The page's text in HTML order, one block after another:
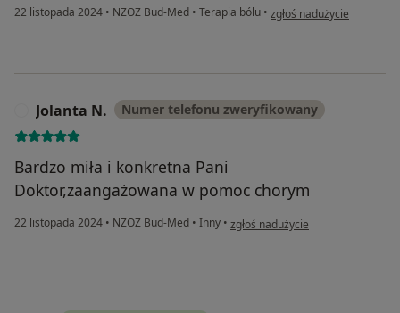
22 listopada 2024 • NZOZ Bud-Med • Terapia bólu • w opinii użytkownika
zgłoś nadużycie
Jolanta N. Numer telefonu zweryfikowany
Bardzo miła i konkretna Pani
Doktor,zaangażowana w pomoc chorym
22 listopada 2024 • NZOZ Bud-Med • Inny • w opinii użytkownika Jolanta N.
zgłoś nadużycie